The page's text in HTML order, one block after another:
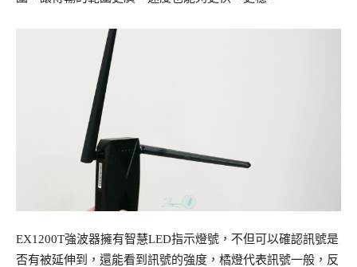
EX1200T強波器擁有智慧LED指示燈號，不但可以確認訊號是
否有被延伸到，還能看到訊號的強度，橘燈代表訊號一般，反